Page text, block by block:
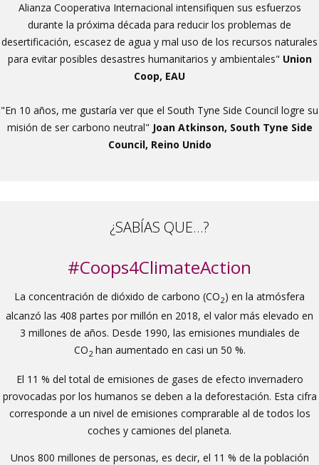
Alianza Cooperativa Internacional intensifiquen sus esfuerzos
durante la próxima década para reducir los problemas de
desertificación, escasez de agua y mal uso de los recursos naturales
para evitar posibles desastres humanitarios y ambientales" Union
Coop, EAU
"En 10 años, me gustaría ver que el South Tyne Side Council logre su
misión de ser carbono neutral" Joan Atkinson, South Tyne Side
Council, Reino Unido
¿SABÍAS QUE…?
#Coops4ClimateAction
La concentración de dióxido de carbono (CO2) en la atmósfera
alcanzó las 408 partes por millón en 2018, el valor más elevado en
3 millones de años. Desde 1990, las emisiones mundiales de
CO2 han aumentado en casi un 50 %.
El 11 % del total de emisiones de gases de efecto invernadero
provocadas por los humanos se deben a la deforestación. Esta cifra
corresponde a un nivel de emisiones comprarable al de todos los
coches y camiones del planeta.
Unos 800 millones de personas, es decir, el 11 % de la población